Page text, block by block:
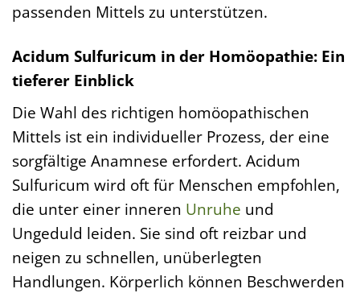
passenden Mittels zu unterstützen.
Acidum Sulfuricum in der Homöopathie: Ein
tieferer Einblick
Die Wahl des richtigen homöopathischen
Mittels ist ein individueller Prozess, der eine
sorgfältige Anamnese erfordert. Acidum
Sulfuricum wird oft für Menschen empfohlen,
die unter einer inneren Unruhe und
Ungeduld leiden. Sie sind oft reizbar und
neigen zu schnellen, unüberlegten
Handlungen. Körperlich können Beschwerden